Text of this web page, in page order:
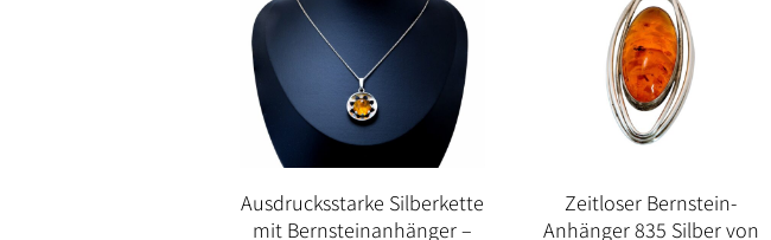
Ausdrucksstarke Silberkette
mit Bernsteinanhänger –
Zeitloser Bernstein-
Anhänger 835 Silber von